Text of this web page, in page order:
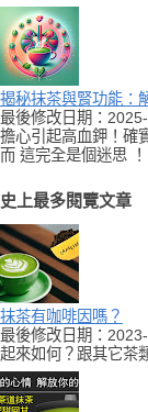
揭秘抹茶與腎功能：
最後修改日期：
擔心引起高血鉀！確
而 這完全是個迷思 ！
史上最多閱覽文章
抹茶有咖啡因嗎？
最後修改日期：
起來如何？跟其它茶